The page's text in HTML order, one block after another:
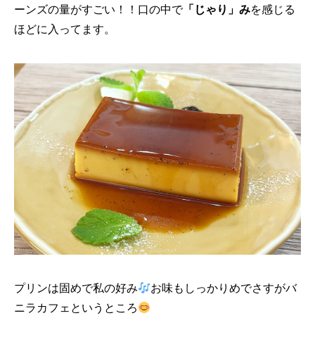
ーンズの量がすごい！！口の中で「じゃり」みを感じる
ほどに入ってます。
プリンは固めで私の好み
お味もしっかりめでさすがバ
ニラカフェというところ